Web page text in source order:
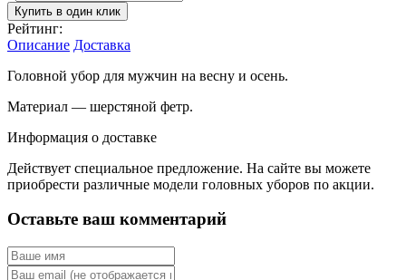
Купить в один клик
Рейтинг:
Описание Доставка
Головной убор для мужчин на весну и осень.
Материал — шерстяной фетр.
Информация о доставке
Действует специальное предложение. На сайте вы можете
приобрести различные модели головных уборов по акции.
Оставьте ваш комментарий